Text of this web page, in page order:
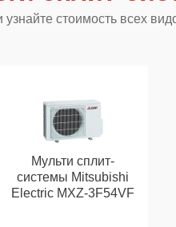
стоимость всех
Мульти сплит-
системы Mitsubishi
Electric MXZ-3F54VF